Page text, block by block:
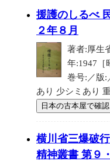
援護のしるべ
２年８月
著者:厚生
年:1947［
巻号:／版:
あり 少シミあり
日本の古本屋で確認
横川省三爆破
精神叢書 第９